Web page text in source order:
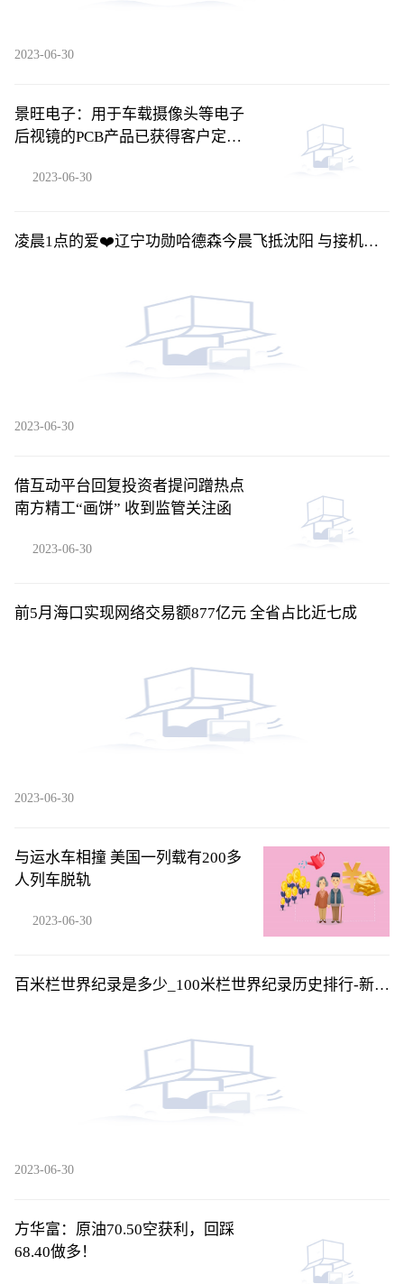
2023-06-30
景旺电子：用于车载摄像头等电子
后视镜的PCB产品已获得客户定点
2023-06-30
凌晨1点的爱❤️辽宁功勋哈德森今晨飞抵沈阳 与接机球
2023-06-30
借互动平台回复投资者提问蹭热点
南方精工“画饼” 收到监管关注函
2023-06-30
​前5月海口实现网络交易额877亿元 全省占比近七成
2023-06-30
与运水车相撞 美国一列载有200多
人列车脱轨
2023-06-30
百米栏世界纪录是多少_100米栏世界纪录历史排行-新资
2023-06-30
方华富：原油70.50空获利，回踩
68.40做多！